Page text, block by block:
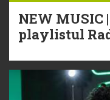
NEW MUSIC
playlistul